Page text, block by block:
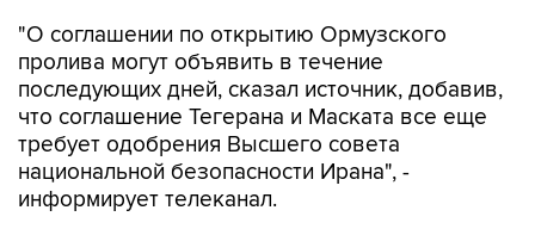
"О соглашении по открытию Ормузского
пролива могут объявить в течение
последующих дней, сказал источник, добавив,
что соглашение Тегерана и Маската все еще
требует одобрения Высшего совета
национальной безопасности Ирана", -
информирует телеканал.